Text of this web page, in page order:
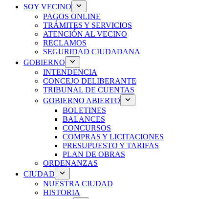
SOY VECINO
PAGOS ONLINE
TRÁMITES Y SERVICIOS
ATENCIÓN AL VECINO
RECLAMOS
SEGURIDAD CIUDADANA
GOBIERNO
INTENDENCIA
CONCEJO DELIBERANTE
TRIBUNAL DE CUENTAS
GOBIERNO ABIERTO
BOLETINES
BALANCES
CONCURSOS
COMPRAS Y LICITACIONES
PRESUPUESTO Y TARIFAS
PLAN DE OBRAS
ORDENANZAS
CIUDAD
NUESTRA CIUDAD
HISTORIA